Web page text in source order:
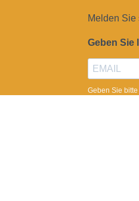
Melden Sie
Geben Sie
Geben Sie